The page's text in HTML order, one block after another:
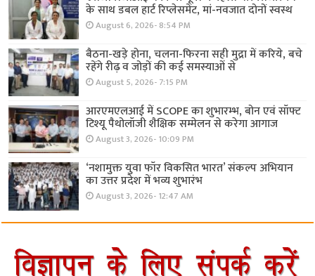
के साथ डबल हार्ट रिप्लेसमेंट, मां-नवजात दोनों स्वस्थ
August 6, 2026- 8:54 PM
बैठना-खड़े होना, चलना-फिरना सही मुद्रा में करिये, बचे
रहेंगे रीढ़ व जोड़ों की कई समस्याओं से
August 5, 2026- 7:15 PM
आरएमएलआई में SCOPE का शुभारम्भ, बोन एवं सॉफ्ट
टिश्यू पैथोलॉजी शैक्षिक सम्मेलन से करेगा आगाज
August 3, 2026- 10:09 PM
‘नशामुक्त युवा फॉर विकसित भारत’ संकल्प अभियान
का उत्तर प्रदेश में भव्य शुभारंभ
August 3, 2026- 12:47 AM